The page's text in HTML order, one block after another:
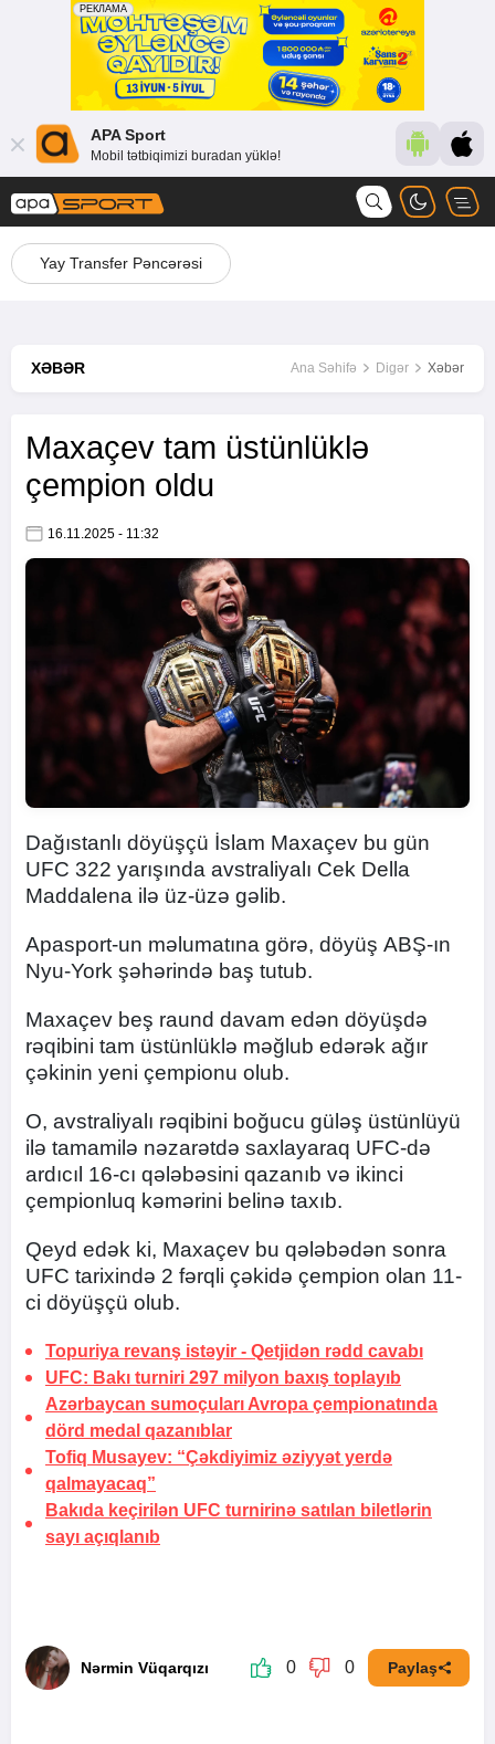
APA Sport
Mobil tətbiqimizi buradan yüklə!
Yay Transfer Pəncərəsi
XƏBƏR Ana Səhifə Digər Xəbər
Maxaçev tam üstünlüklə
çempion oldu
16.11.2025 - 11:32
Dağıstanlı döyüşçü İslam Maxaçev bu gün
UFC 322 yarışında avstraliyalı Cek Della
Maddalena ilə üz-üzə gəlib.
Apasport-un məlumatına görə, döyüş ABŞ-ın
Nyu-York şəhərində baş tutub.
Maxaçev beş raund davam edən döyüşdə
rəqibini tam üstünlüklə məğlub edərək ağır
çəkinin yeni çempionu olub.
O, avstraliyalı rəqibini boğucu güləş üstünlüyü
ilə tamamilə nəzarətdə saxlayaraq UFC-də
ardıcıl 16-cı qələbəsini qazanıb və ikinci
çempionluq kəmərini belinə taxıb.
Qeyd edək ki, Maxaçev bu qələbədən sonra
UFC tarixində 2 fərqli çəkidə çempion olan 11-
ci döyüşçü olub.
Topuriya revanş istəyir - Qetjidən rədd cavabı
UFC: Bakı turniri 297 milyon baxış toplayıb
Azərbaycan sumoçuları Avropa çempionatında
dörd medal qazanıblar
Tofiq Musayev: “Çəkdiyimiz əziyyət yerdə
qalmayacaq”
Bakıda keçirilən UFC turnirinə satılan biletlərin
sayı açıqlanıb
Nərmin Vüqarqızı 0 0 Paylaş